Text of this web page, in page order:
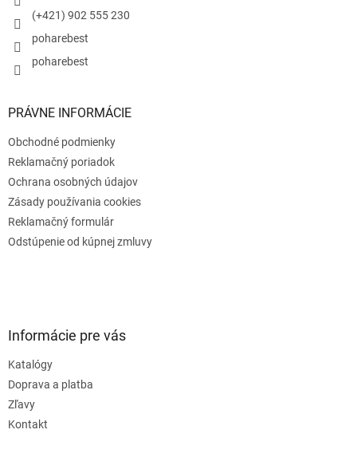
(+421) 902 555 230
poharebest
poharebest
PRÁVNE INFORMÁCIE
Obchodné podmienky
Reklamačný poriadok
Ochrana osobných údajov
Zásady používania cookies
Reklamačný formulár
Odstúpenie od kúpnej zmluvy
Informácie pre vás
Katalógy
Doprava a platba
Zľavy
Kontakt